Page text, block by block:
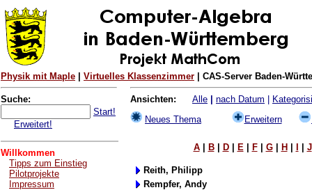
Physik mit Maple Virtuelles Klassenzimmer | CAS-Server Baden-
Suche:
Start!
Erweitert!
Willkommen
Tipps zum Einstieg
Pilotprojekte
Impressum
Ansichten: Alle nach Datum
Neues Thema
Erweitern
A| B| D| E| F| G| H J
Reith, Philipp
Rempfer, Andy